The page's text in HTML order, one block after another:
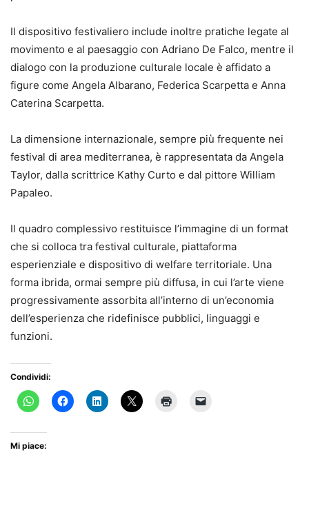
Il dispositivo festivaliero include inoltre pratiche legate al
movimento e al paesaggio con Adriano De Falco, mentre il
dialogo con la produzione culturale locale è affidato a
figure come Angela Albarano, Federica Scarpetta e Anna
Caterina Scarpetta.
La dimensione internazionale, sempre più frequente nei
festival di area mediterranea, è rappresentata da Angela
Taylor, dalla scrittrice Kathy Curto e dal pittore William
Papaleo.
Il quadro complessivo restituisce l’immagine di un format
che si colloca tra festival culturale, piattaforma
esperienziale e dispositivo di welfare territoriale. Una
forma ibrida, ormai sempre più diffusa, in cui l’arte viene
progressivamente assorbita all’interno di un’economia
dell’esperienza che ridefinisce pubblici, linguaggi e
funzioni.
Condividi:
Mi piace: